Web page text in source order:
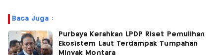
Baca Juga :
Purbaya Kerahkan LPDP Riset Pemulihan
Ekosistem Laut Terdampak Tumpahan
Minyak Montara